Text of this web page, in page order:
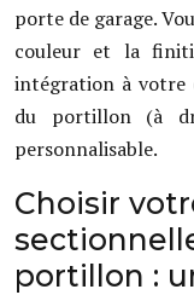
porte de garage.
couleur et la
intégration à votre
du portillon (à
personnalisable.
Choisir
portillon :